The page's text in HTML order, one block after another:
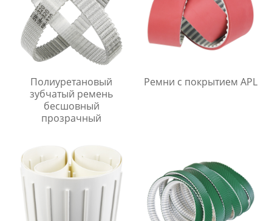
Полиуретановый
зубчатый ремень
бесшовный
прозрачный
Ремни с покрытием APL